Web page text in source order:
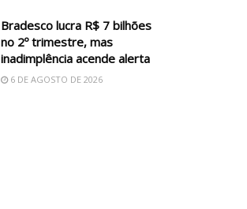
Bradesco lucra R$ 7 bilhões
no 2º trimestre, mas
inadimplência acende alerta
6 DE AGOSTO DE 2026